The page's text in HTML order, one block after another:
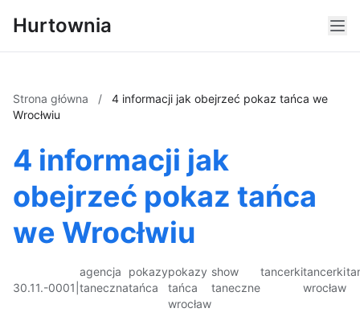
Hurtownia
Strona główna /
4 informacji jak obejrzeć pokaz tańca we
Wrocłwiu
4 informacji jak
obejrzeć pokaz tańca
we Wrocłwiu
30.11.-0001
agencja
taneczna
pokazy
tańca
pokazy
tańca
wrocław
show
taneczne
tancerkitancerki
wrocław